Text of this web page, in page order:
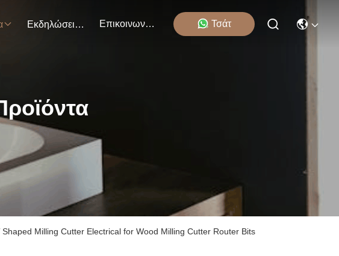
Εκδηλώσεις Επικοινωνήστε Μαζί Μας Τσάτ
Milling Cutter Electrical for Wood Milling Cutter Router Bits